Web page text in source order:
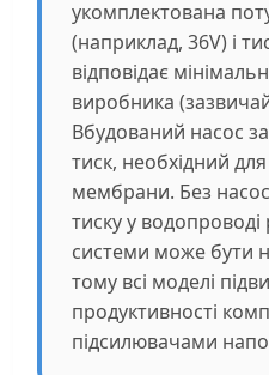
укомплектована
(наприклад, 36V) і
відповідає
виробника
Вбудований насос
тиск, необхідний
мембрани. Без
тиску у
системи може бути
тому всі моделі
продуктивності
підсилювачами